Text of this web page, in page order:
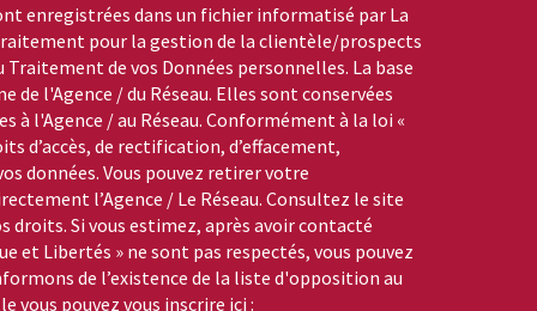
enregistrées dans un fichier informatisé par La
pour la gestion de la clientèle/prospects
Traitement de vos Données personnelles. La base
l'Agence / du Réseau. Elles sont conservées
à l'Agence / au Réseau. Conformément à la loi «
d’accès, de rectification, d’effacement,
données. Vous pouvez retirer votre
l’Agence / Le Réseau. Consultez le site
droits. Si vous estimez, après avoir contacté
et Libertés » ne sont pas respectés, vous pouvez
de l’existence de la liste d'opposition au
vous pouvez vous inscrire ici :